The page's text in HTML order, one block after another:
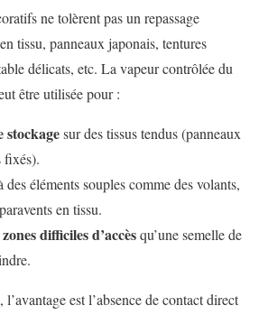
ne tolèrent pas un repassage
tissu, panneaux japonais, tentures
délicats, etc. La vapeur contrôlée du
être utilisée pour :
stockagesur des tissus tendus (panneaux
fixés).
des éléments souples comme des volants,
en tissu.
difficiles d’accèsqu’une semelle de
l’avantage est l’absence de contact direct